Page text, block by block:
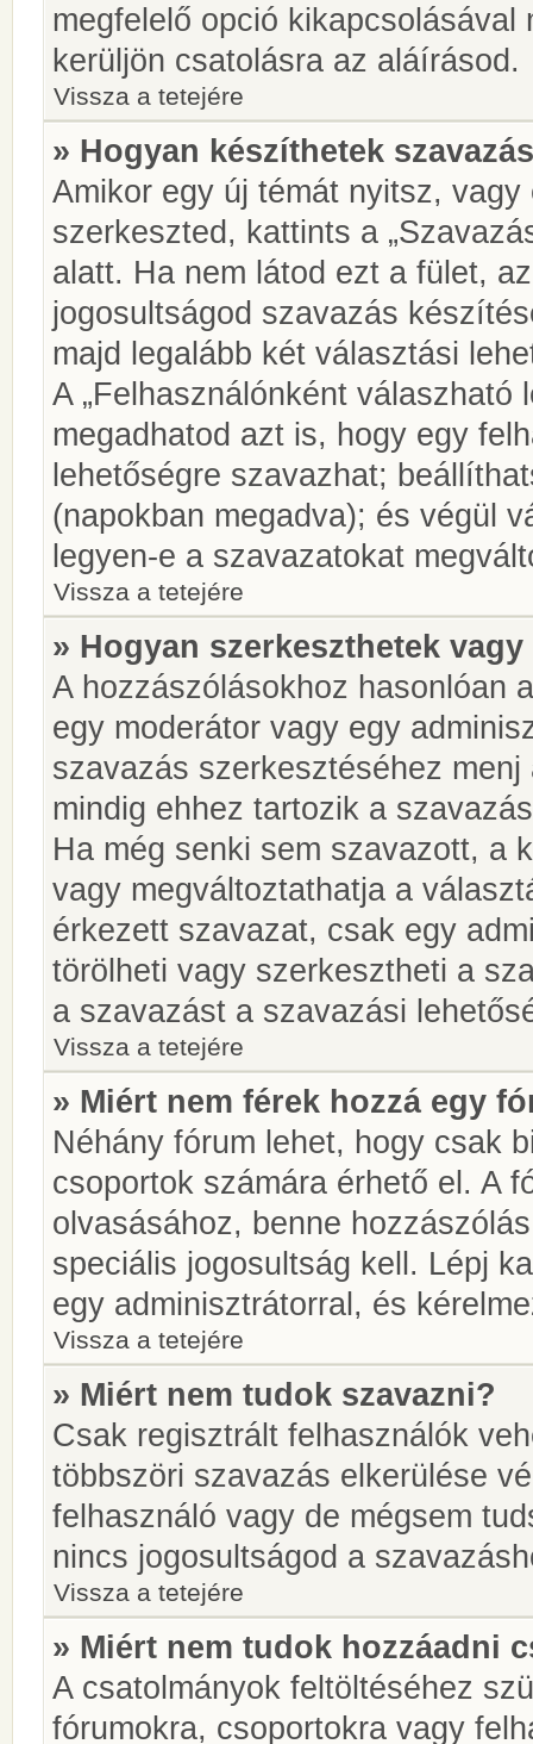
megfelelő opció
kerüljön csatolásra az aláírásod.
Vissza a tetejére
» Hogyan készíthetek
Amikor egy új témát nyitsz,
szerkeszted, kattints a
alatt. Ha nem látod ezt a fület,
jogosultságod szavazás
majd legalább két választási
A „Felhasználónként válaszható
megadhatod azt is, hogy egy
lehetőségre szavazhat;
(napokban megadva); és végül
legyen-e a szavazatokat
Vissza a tetejére
» Hogyan szerkeszthetek
A hozzászólásokhoz hasonlóan
egy moderátor vagy egy
szavazás szerkesztéséhez
mindig ehhez tartozik a
Ha még senki sem szavazott, a
vagy megváltoztathatja a
érkezett szavazat, csak egy
törölheti vagy szerkesztheti a
a szavazást a szavazási
Vissza a tetejére
» Miért nem férek hozzá egy
Néhány fórum lehet, hogy csak
csoportok számára érhető el. A
olvasásához, benne
speciális jogosultság kell. Lépj
egy adminisztrátorral, és
Vissza a tetejére
» Miért nem tudok szavazni?
Csak regisztrált felhasználók
többszöri szavazás elkerülése
felhasználó vagy de mégsem
nincs jogosultságod a
Vissza a tetejére
» Miért nem tudok hozzáadni
A csatolmányok feltöltéséhez
fórumokra, csoportokra vagy